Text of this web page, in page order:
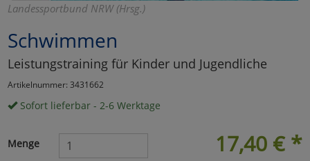
Landessportbund NRW (Hrsg.)
Schwimmen
Leistungstraining für Kinder und Jugendliche
Artikelnummer: 3431662
Sofort lieferbar - 2-6 Werktage
17,40 € *
Menge
Umfragetools
Cookies
Alle Akzeptieren